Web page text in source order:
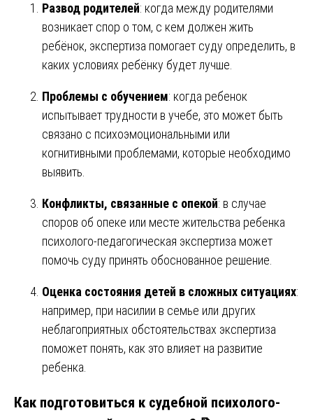
Развод родителей: когда между родителями
возникает спор о том, с кем должен жить
ребёнок, экспертиза помогает суду определить, в
каких условиях ребёнку будет лучше.
Проблемы с обучением: когда ребенок
испытывает трудности в учебе, это может быть
связано с психоэмоциональными или
когнитивными проблемами, которые необходимо
выявить.
Конфликты, связанные с опекой: в случае
споров об опеке или месте жительства ребенка
психолого-педагогическая экспертиза может
помочь суду принять обоснованное решение.
Оценка состояния детей в сложных ситуациях:
например, при насилии в семье или других
неблагоприятных обстоятельствах экспертиза
поможет понять, как это влияет на развитие
ребенка.
Как подготовиться к судебной психолого-